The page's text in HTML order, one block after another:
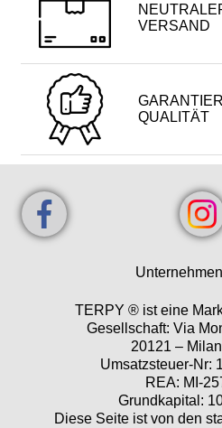
VERSAND
QUALITÄT
TERPY ® ist eine
Gesellschaft: Via
20121 –
Umsatzsteuer-Nr:
REA: MI-
Grundkapital:
Diese Seite ist von den